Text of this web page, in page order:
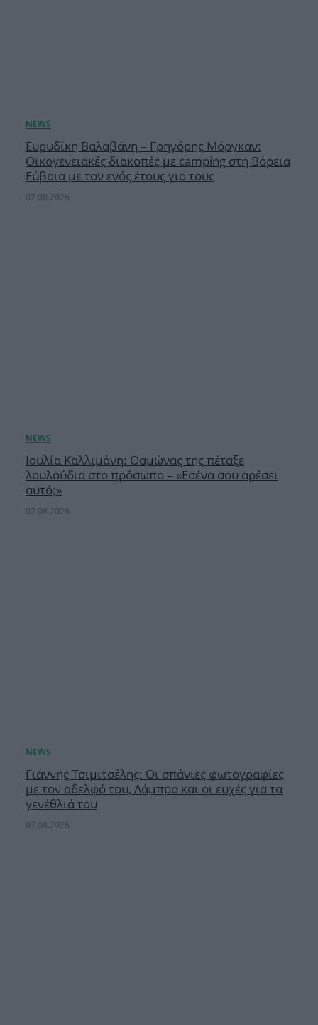
Ευρυδίκη Βαλαβάνη – Γρηγόρης Μόργκαν:
Οικογενειακές διακοπές με camping στη Βόρεια
Εύβοια με τον ενός έτους γιο τους
07.08.2026
Ιουλία Καλλιμάνη: Θαμώνας της πέταξε
λουλούδια στο πρόσωπο – «Εσένα σου αρέσει
αυτό;»
07.08.2026
Γιάννης Τσιμιτσέλης: Οι σπάνιες φωτογραφίες
με τον αδελφό του, Λάμπρο και οι ευχές για τα
γενέθλιά του
07.08.2026